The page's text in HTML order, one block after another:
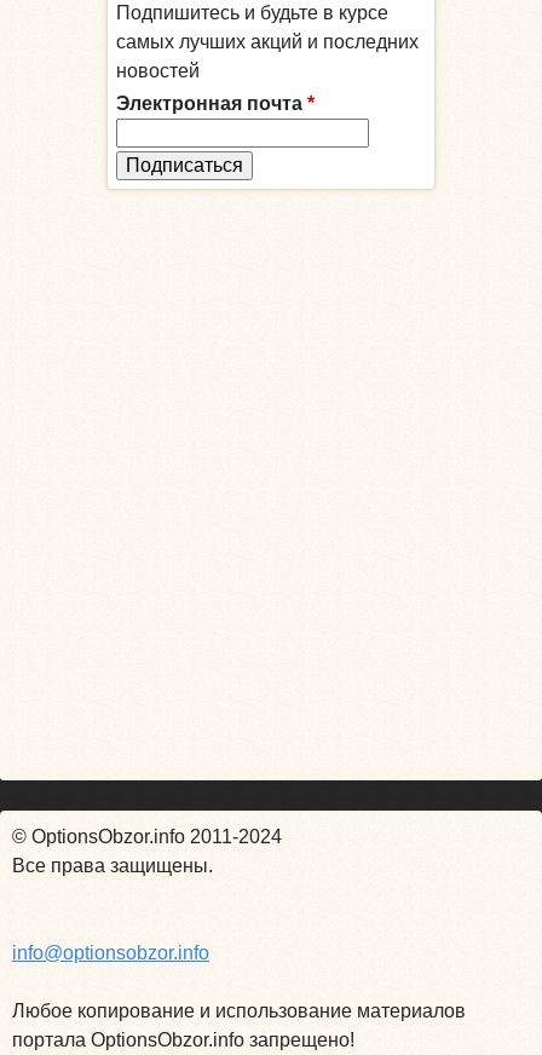
Подпишитесь и будьте в курсе
самых лучших акций и последних
новостей
Электронная почта *
© OptionsObzor.info 2011-2024
Все права защищены.
info@optionsobzor.info
Любое копирование и использование материалов
портала OptionsObzor.info запрещено!